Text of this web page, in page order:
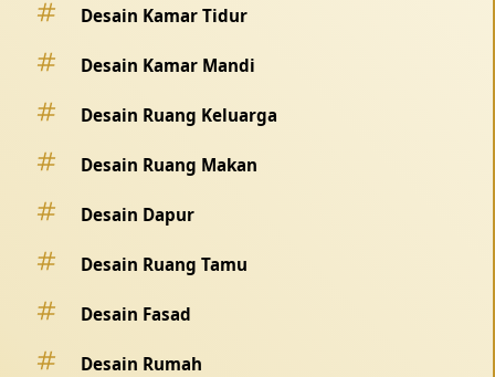
Desain Kamar Tidur
Desain Kamar Mandi
Desain Ruang Keluarga
Desain Ruang Makan
Desain Dapur
Desain Ruang Tamu
Desain Fasad
Desain Rumah